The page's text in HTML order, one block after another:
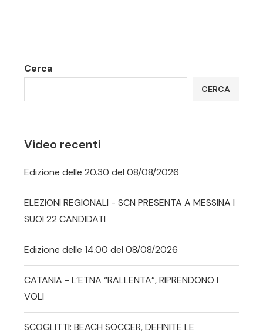
Cerca
CERCA
Video recenti
Edizione delle 20.30 del 08/08/2026
ELEZIONI REGIONALI - SCN PRESENTA A MESSINA I
SUOI 22 CANDIDATI
Edizione delle 14.00 del 08/08/2026
CATANIA - L’ETNA “RALLENTA”, RIPRENDONO I
VOLI
SCOGLITTI: BEACH SOCCER, DEFINITE LE